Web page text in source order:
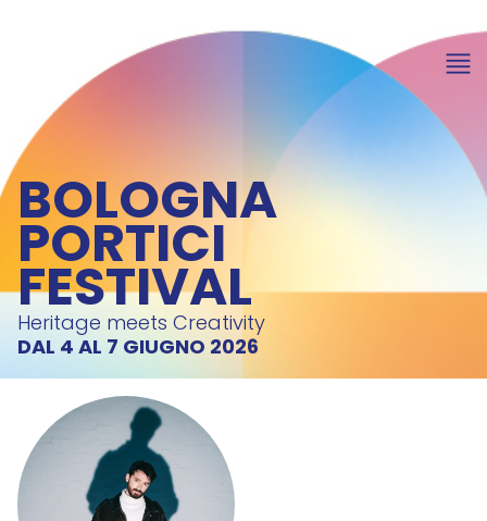
BOLOGNA
PORTICI
FESTIVAL
Heritage meets Creativity
DAL 4 AL 7 GIUGNO 2026